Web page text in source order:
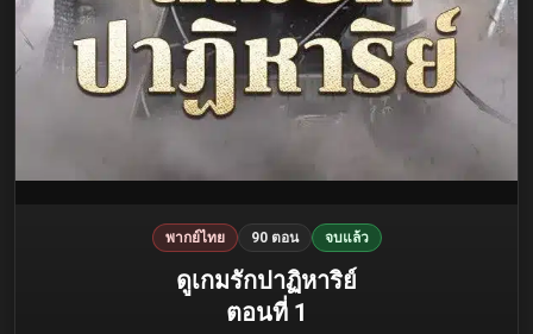
พากย์ไทย 90 ตอน จบแล้ว
ดูเกมรักปาฏิหาริย์
ตอนที่ 1